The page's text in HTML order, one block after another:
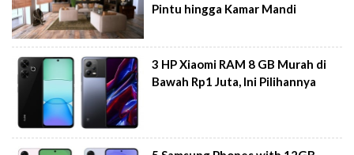
Pintu hingga Kamar Mandi
3 HP Xiaomi RAM 8 GB Murah di
Bawah Rp1 Juta, Ini Pilihannya